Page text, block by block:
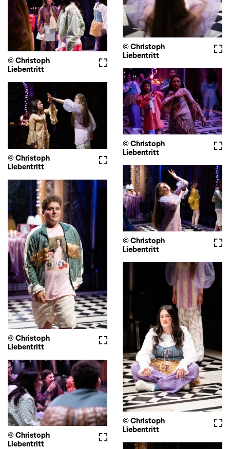
© Christoph
Liebentritt
Vollbild
© Christoph
Liebentritt
© Christoph
Liebentritt
Vollbild
© Christoph
Liebentritt
© Christoph
Liebentritt
Vollbild
© Christoph
Liebentritt
© Christoph
Liebentritt
Vollbild
© Christoph
Liebentritt